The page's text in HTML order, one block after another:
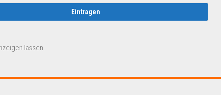
lassen.